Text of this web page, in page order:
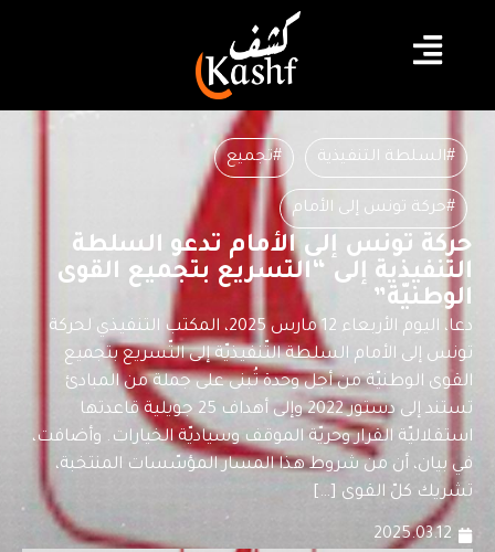
#السلطة التنفيذية #تجميع
#حركة تونس إلى الأمام
حركة تونس إلى الأمام تدعو السلطة
التنفيذية إلى “التسريع بتجميع القوى
الوطنيّة”
دعا، اليوم الأربعاء 12 مارس 2025، المكتب التنفيذي لحركة
تونس إلى الأمام السلطة التّنفيذيّة إلى التّسريع بتجميع
القوى الوطنيّة من أجل وحدة تُبنى على جملة من المبادئ
تستند إلى دستور 2022 وإلى أهداف 25 جويلية قاعدتها
استقلاليّة القرار وحريّة الموقف وسياديّة الخيارات. وأضافت،
في بيان، أن من شروط هذا المسار المؤسّسات المنتخبة،
تشريك كلّ القوى […]
2025.03.12